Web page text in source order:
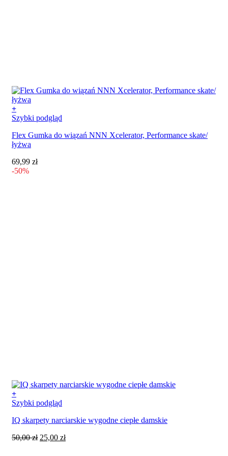
+
Szybki podgląd
Flex Gumka do wiązań NNN Xcelerator, Performance skate/
łyżwa
69,99 zł
-50%
+
Ten
ma
wariantów.
Szybki podgląd
IQ skarpety narciarskie wygodne ciepłe damskie
50,00zł Pierwotna
25,00 złAktualna